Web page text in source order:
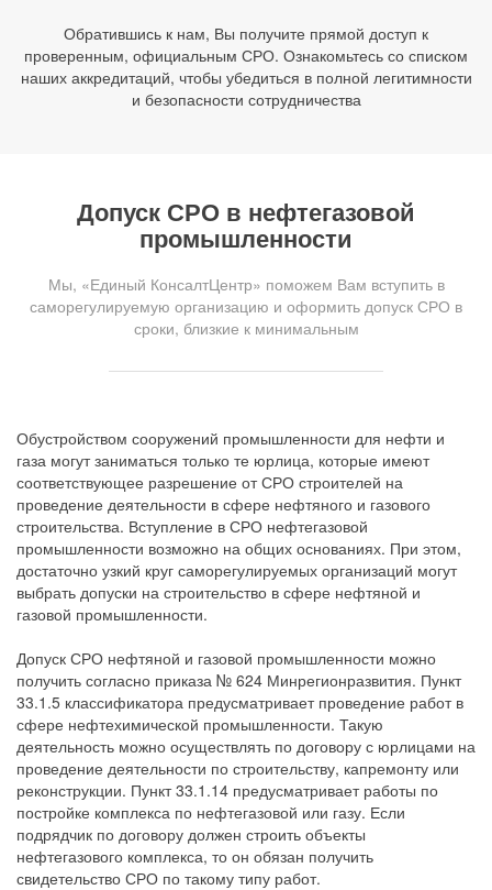
Обратившись к нам, Вы получите прямой доступ к
проверенным, официальным СРО. Ознакомьтесь со списком
наших аккредитаций, чтобы убедиться в полной легитимности
и безопасности сотрудничества
Допуск СРО в нефтегазовой
промышленности
Мы, «Единый КонсалтЦентр» поможем Вам вступить в
саморегулируемую организацию и оформить допуск СРО в
сроки, близкие к минимальным
Обустройством сооружений промышленности для нефти и
газа могут заниматься только те юрлица, которые имеют
соответствующее разрешение от СРО строителей на
проведение деятельности в сфере нефтяного и газового
строительства. Вступление в СРО нефтегазовой
промышленности возможно на общих основаниях. При этом,
достаточно узкий круг саморегулируемых организаций могут
выбрать допуски на строительство в сфере нефтяной и
газовой промышленности.
Допуск СРО нефтяной и газовой промышленности можно
получить согласно приказа № 624 Минрегионразвития. Пункт
33.1.5 классификатора предусматривает проведение работ в
сфере нефтехимической промышленности. Такую
деятельность можно осуществлять по договору с юрлицами на
проведение деятельности по строительству, капремонту или
реконструкции. Пункт 33.1.14 предусматривает работы по
постройке комплекса по нефтегазовой или газу. Если
подрядчик по договору должен строить объекты
нефтегазового комплекса, то он обязан получить
свидетельство СРО по такому типу работ.